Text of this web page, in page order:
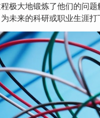
极大地锻炼了他们的问
未来的科研或职业生涯打